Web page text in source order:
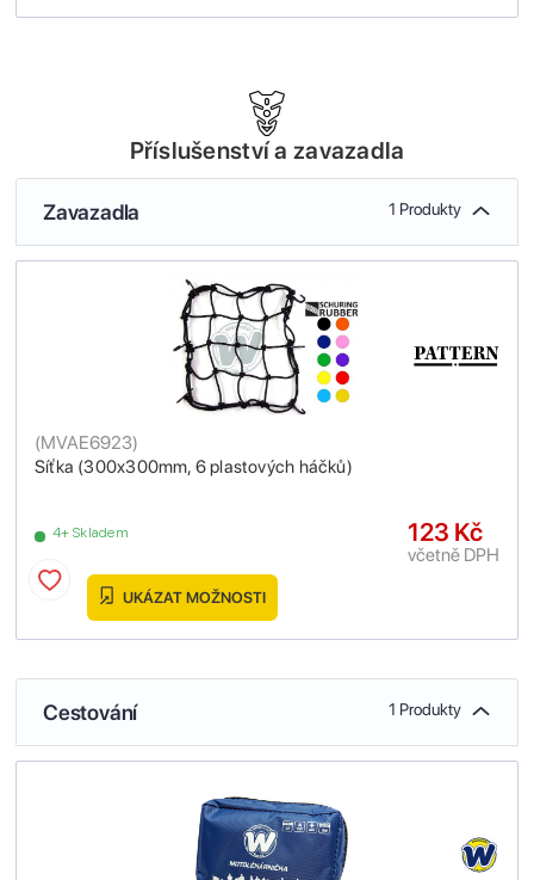
Příslušenství a zavazadla
Zavazadla 1 Produkty
Síťka (300x300mm, 6 plastových háčků)
(MVAE6923)
4+ Skladem 123 Kč
včetně DPH
UKÁZAT MOŽNOSTI
Cestování 1 Produkty